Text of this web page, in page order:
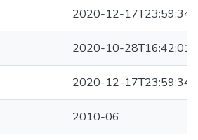
2020-12-17T23:59:34Z
2020-10-28T16:42:01Z
2020-12-17T23:59:34Z
2010-06